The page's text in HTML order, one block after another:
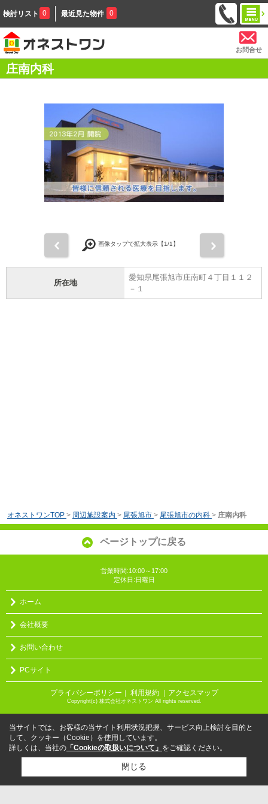
検討リスト 0 最近見た物件 0
お問合せ
庄南内科
画像タップで拡大表示【1/1】
所在地
愛知県尾張旭市庄南町４丁目１１２
－１
オネストワンTOP > 周辺施設案内 > 尾張旭市 > 尾張旭市の内科 > 庄南内科
ページトップに戻る
営業時間:10:00～17:00
定休日:日曜日
ホーム
会社概要
お問い合わせ
PCサイト
プライバシーポリシー ｜ 利用規約 ｜アクセスマップ
Copyright(c) 株式会社オネストワン All rights reserved.
当サイトでは、お客様の当サイト利用状況把握、サービス向上検討を目的と
して、クッキー（Cookie）を使用しています。
詳しくは、当社の 「Cookieの取扱いについて」 をご確認ください。
閉じる